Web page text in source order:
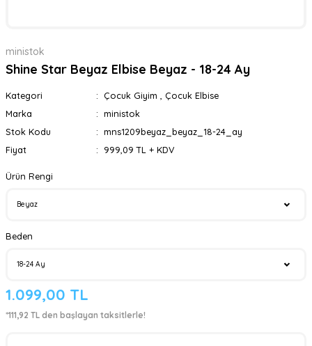
ministok
Shine Star Beyaz Elbise Beyaz - 18-24 Ay
Kategori Çocuk Giyim
Çocuk Elbise
Marka
ministok
Stok Kodu
mns1209beyaz_beyaz_18-24_ay
Fiyat
999,09 TL + KDV
Ürün Rengi
Beden
1.099,00 TL
*111,92 TL den başlayan taksitlerle!